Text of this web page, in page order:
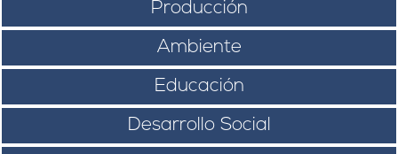
Producción
Ambiente
Educación
Desarrollo Social